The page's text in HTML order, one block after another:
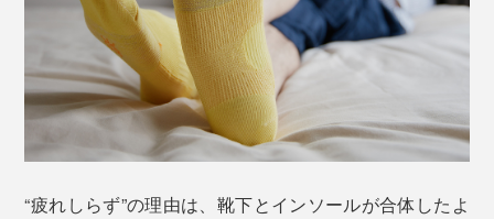
“疲れしらず”の理由は、靴下とインソールが合体したよ